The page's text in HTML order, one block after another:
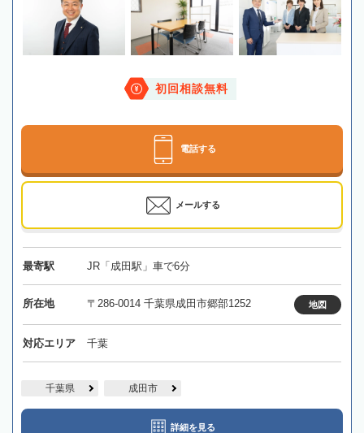
初回相談無料
電話する
メールする
最寄駅 JR「成田駅」車で6分
所在地 〒286-0014 千葉県成田市郷部1252 地図
対応エリア 千葉
千葉県 成田市
詳細を見る